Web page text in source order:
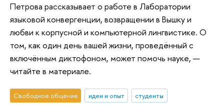
Петрова рассказывает о работе в Лаборатории
языковой конвергенции, возвращении в Вышку и
любви к корпусной и компьютерной лингвистике. О
том, как один день вашей жизни, проведённый с
включённым диктофоном, может помочь науке, —
читайте в материале.
Свободное общение идеи и опыт
студенты